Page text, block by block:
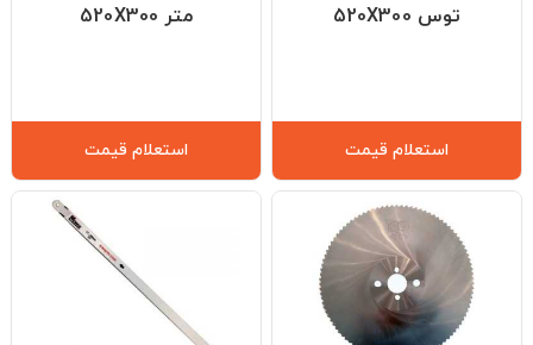
توس 520X300
استعلام قیمت
متر 520X300
استعلام قیمت